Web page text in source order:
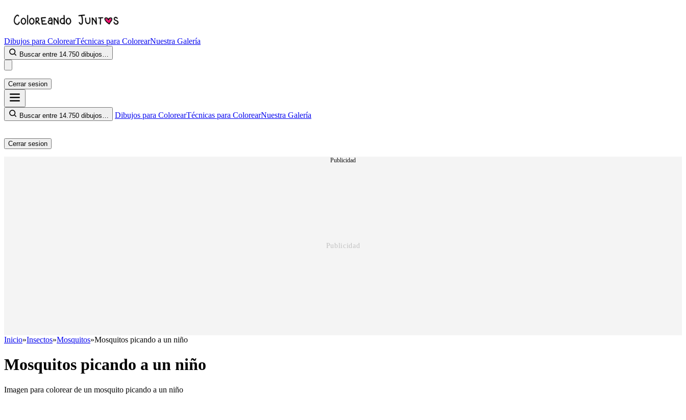
Dibujos para ColorearTécnicas para ColorearNuestra Galería
Buscar entre 14.750 dibujos…
Cerrar sesion
Buscar entre 14.750 dibujos… Dibujos para ColorearTécnicas para ColorearNuestra Galería
Cerrar sesion
Publicidad
Inicio»Insectos»Mosquitos»Mosquitos picando a un niño
Mosquitos picando a un niño
Imagen para colorear de un mosquito picando a un niño